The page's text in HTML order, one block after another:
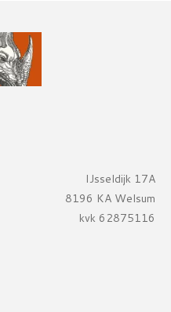
IJsseldijk 17A
8196 KA Welsum
kvk 62875116